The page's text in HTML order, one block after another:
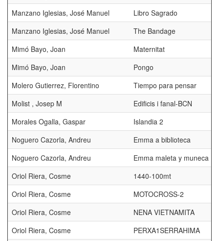
Manzano Iglesias, José Manuel
Libro Sagrado
Manzano Iglesias, José Manuel
The Bandage
Mimó Bayo, Joan
Maternitat
Mimó Bayo, Joan
Pongo
Molero Gutierrez, Florentino
Tiempo para pensar
Molist , Josep M
Edificis i fanal-BCN
Morales Ogalla, Gaspar
Islandia 2
Noguero Cazorla, Andreu
Emma a biblioteca
Noguero Cazorla, Andreu
Emma maleta y muneca
Oriol Riera, Cosme
1440-100mt
Oriol Riera, Cosme
MOTOCROSS-2
Oriol Riera, Cosme
NENA VIETNAMITA
Oriol Riera, Cosme
PERXA1SERRAHIMA